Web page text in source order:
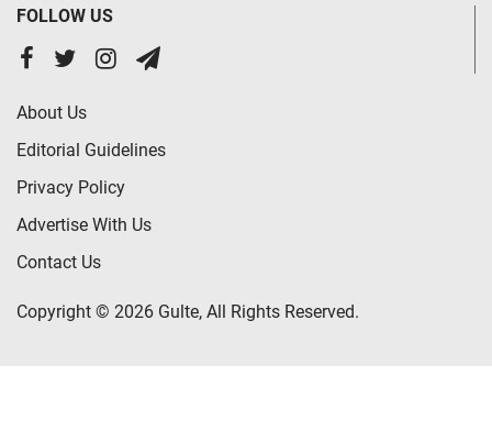
FOLLOW US
About Us
Editorial Guidelines
Privacy Policy
Advertise With Us
Contact Us
Copyright © 2026 Gulte, All Rights Reserved.